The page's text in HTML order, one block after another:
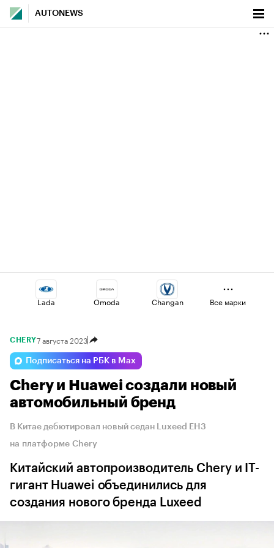
AUTONEWS
Lada Omoda Changan
Haval Geely
Esteo Jaecoo Volga
Все марки
CHERY7 августа 2023
Подписаться на РБК в Max
Chery и Huawei создали новый
автомобильный бренд
В Китае дебютировал новый седан Luxeed EH3
на платформе Chery
Китайский автопроизводитель Chery и IT-
гигант Huawei объединились для
создания нового бренда Luxeed